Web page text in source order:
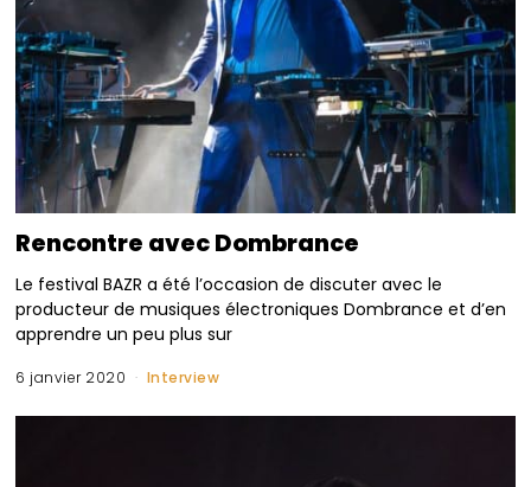
Rencontre avec Dombrance
Le festival BAZR a été l’occasion de discuter avec le
producteur de musiques électroniques Dombrance et d’en
apprendre un peu plus sur
6 janvier 2020 Interview